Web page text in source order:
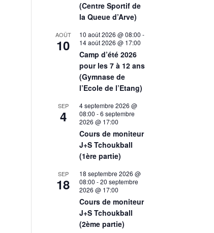
(Centre Sportif de
la Queue d’Arve)
AOÛT
10
10 août 2026 @ 08:00 -
14 août 2026 @ 17:00
Camp d’été 2026
pour les 7 à 12 ans
(Gymnase de
l’Ecole de l’Etang)
SEP
4
4 septembre 2026 @
08:00 -6 septembre
2026 @ 17:00
Cours de moniteur
J+S Tchoukball
(1ère partie)
SEP
18
18 septembre 2026 @
08:00 -20 septembre
2026 @ 17:00
Cours de moniteur
J+S Tchoukball
(2ème partie)